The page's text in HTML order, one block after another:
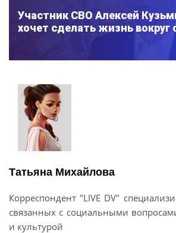
Участник СВО Алексей
хочет сделать жизнь вокруг
Татьяна Михайлова
Корреспондент "LIVE DV"
связанных с социальными
и культурой